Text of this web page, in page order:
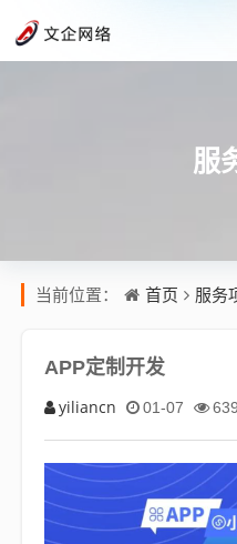
服
当前位置： 首页 服务
APP定制开发
yiliancn 01-07